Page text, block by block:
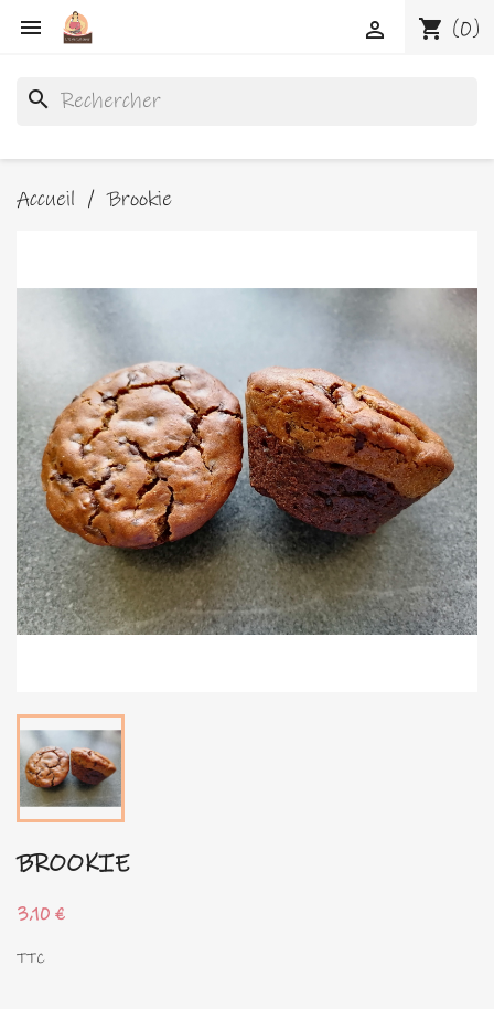
 shopping_cart (0)

search
Accueil Brookie
BROOKIE
3,10 €
TTC